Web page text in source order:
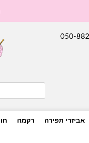
for:
אביזרי תפירה רקמה